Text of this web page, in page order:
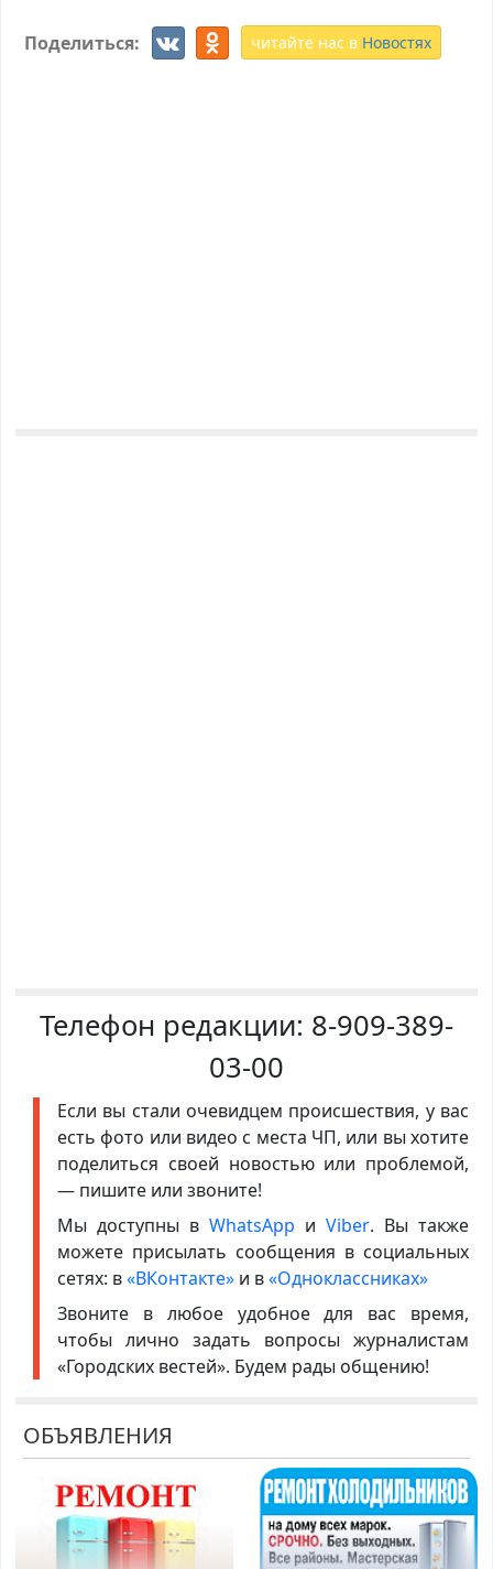
Поделиться: читайте нас в Новостях
Телефон редакции: 8-909-389-
03-00
Если вы стали очевидцем происшествия, у вас
есть фото или видео с места ЧП, или вы хотите
поделиться своей новостью или проблемой,
— пишите или звоните!
Мы доступны в WhatsApp иViber. Вы также
можете присылать сообщения в социальных
сетях: в«ВКонтакте»и в«Одноклассниках»
Звоните в любое удобное для вас время,
чтобы лично задать вопросы журналистам
«Городских вестей». Будем рады общению!
ОБЪЯВЛЕНИЯ